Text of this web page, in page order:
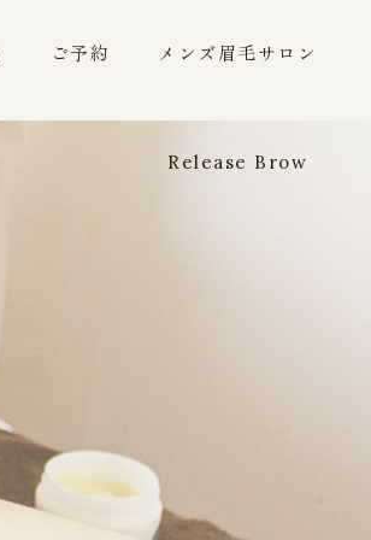
ご予約 メンズ眉毛サロン
Release Brow